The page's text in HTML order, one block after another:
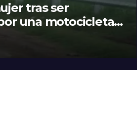
tras ser
una motocicleta